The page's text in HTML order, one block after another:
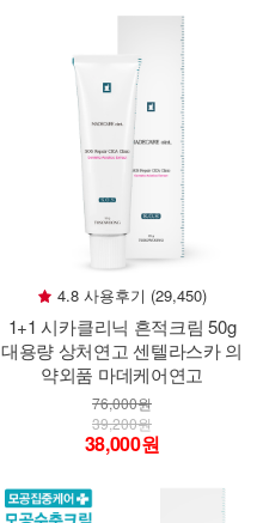
4.8 사용후기 (29,450)
1+1 시카클리닉 흔적크림 50g
대용량 상처연고 센텔라스카 의
약외품 마데케어연고
76,000원
39,200원
38,000원